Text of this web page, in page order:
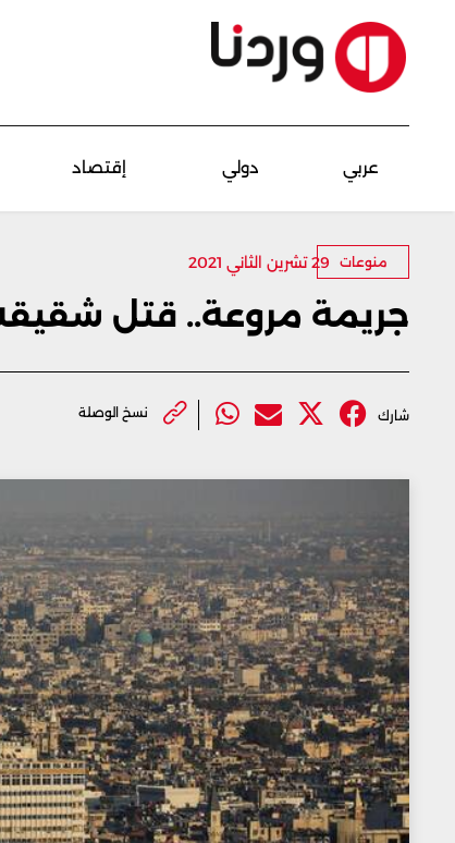
عربي دولي إقتصاد
منوعات 29 تشرين الثاني 2021
جريمة مروعة.. قتل
شارك نسخ الوصلة